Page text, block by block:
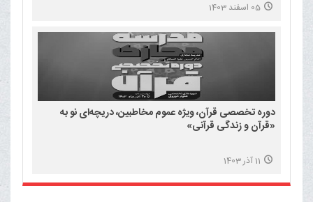
05 اسفند 1403
دوره تخصصی قرآن، ویژه عموم مخاطبین، دریچه‌ای نو به
«قرآن و زندگی قرآنی»
11 آذر 1403